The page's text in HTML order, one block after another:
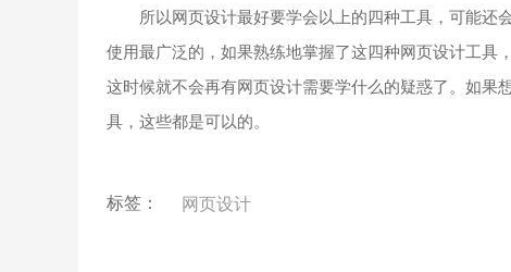
所以网页设计最好要学会以上的四种工具，可能还
使用最广泛的，如果熟练地掌握了这四种网页设计工具
这时候就不会再有网页设计需要学什么的疑惑了。如果
具，这些都是可以的。
标签： 网页设计